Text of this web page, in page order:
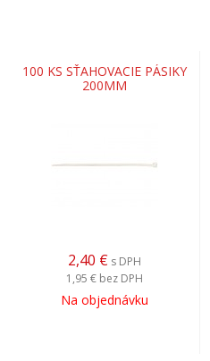
100 KS SŤAHOVACIE PÁSIKY
200MM
2,40 € s DPH
1,95 € bez DPH
Na objednávku